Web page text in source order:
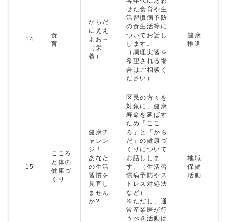
14
食
育
からだ
にええ
よお～
（栄
養）
せた食育や生
活習慣病予防
の食生活等に
ついてお話し
します。
（調理実習を
希望される場
合はご相談く
ださい）
健康
推進
15
こころ
と体の
健康づ
くり
健康チ
ャレン
ジ！
あなた
の生活
習慣を
見直し
ません
か?
区民の方々を
対象に、健康
寿命を延ばす
ため「ここ
ろ」と「から
だ」の健康づ
くりについて
お話ししま
す。（生活習
慣病予防やス
トレス対処法
など）
※ただし、通
常産業医が行
うべき活動は
地域
保健
活動